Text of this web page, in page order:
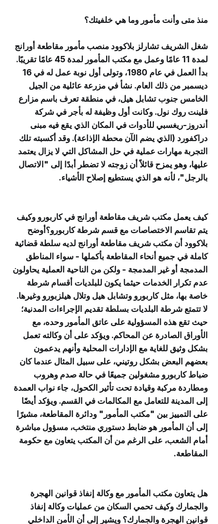
منذ متى وأنت مأمور وما هي خلفيتك؟
شغل الشريف تشارلز بلاكوود منصب مأمور مقاطعة أورانج
لمدة 11 عامًا وعمل مع مكتب المأمور لمدة 45 عامًا تقريبًا.
بدأ العمل في عام 1980، وتولى أول نوبة عمل له في 16
ديسمبر من ذلك العام. نشأ في مزرعة عائلية من الجيل
الخامس جنوب تشابل هيل، في منطقة تعرف باسم مزارع
فلينت روك نول. وكانت أول وظيفة له بأجر في شركة
أندروز-ريغسبي للأدوات في المكان الذي يقع فيه مبنى
دراكفورد (الذي يضم الآن محطة الإذاعة). وقد أكسبته تلك
التجربة مهارات عملية في حل المشاكل التي لا يزال يعتمد
عليها، وهو يمزح قائلاً أن زوجته لا تضطر أبدًا إلى "الاتصال
بالرجل"، لأنه هو الذي يستطيع إصلاح الأشياء.
كيف يعمل مكتب شريف مقاطعة أورانج في كاربورو وكيف
يتم تقاسم الاختصاصات مع قسم شرطة كاربورو؟أوضح
بلاكوود أن مكتب شريف مقاطعة أورانج لديه سلطة قضائية
كاملة في جميع أنحاء المقاطعة بأكملها - سواء المناطق
المدمجة أو غير المدمجة - ولكن من الناحية العملية يحاولون
عدم تكرار الخدمات حيثما يكون للبلديات أقسام شرطة
خاصة بها، مثل كاربورو وتشابل هيل وتلال هيلزبورو وغيرها.
لا تتمتع شرطة البلديات بسلطة تقديم الإجراءات المدنية؛
حيث تقع هذه المسؤولية على عاتق المأمور وحده، مع
الأوراق الصادرة عن المحاكم. ويؤكد على أن وكالته تعمل
بشكل وثيق للغاية مع الإدارات المحلية وأنهم يدعمون
بعضهم البعض بشكل روتيني، على سبيل المثال عندما كان
ضباط كاربورو مشغولين جميعًا في حالة صدم وهروب
ومطاردة مركبة وقيادة تحت تأثير الكحول، جاء نواب العمدة
إلى المدينة للتعامل مع المكالمات في القسم. ويؤكد أيضًا
على التمييز بين "مكتب المأمور" ودائرة المقاطعة، مشيرًا
إلى أن المأمور هو ضابط دستوري منتخب، مسؤول مباشرة
أمام الشعب، على الرغم من أن المكتب يتعاون مع حكومة
المقاطعة.
هل يتعاون مكتب المأمور مع وكالة إنفاذ قوانين الهجرة
والجمارك وكيف تحمي السكان من عمليات وكالة إنفاذ
قوانين الهجرة والجمارك؟ ويشير إلى أن الأمن الداخلي